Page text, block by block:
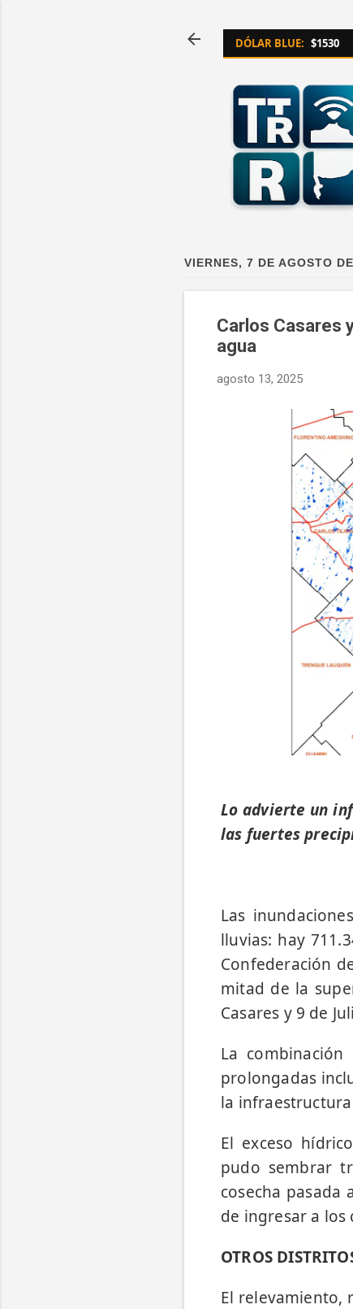
DÓLAR BLUE: $1530
VIERNES, 7 DE AGOSTO
Carlos Casares
agua
agosto 13, 2025
Lo advierte un
las fuertes
Las
lluvias: hay
Confederación
mitad de la
Casares y 9 de
La
prolongadas
la
El exceso
pudo sembrar
cosecha
de ingresar a los
OTROS
El relevamiento,